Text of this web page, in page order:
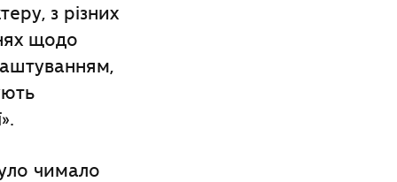
з різних
щодо
чимало